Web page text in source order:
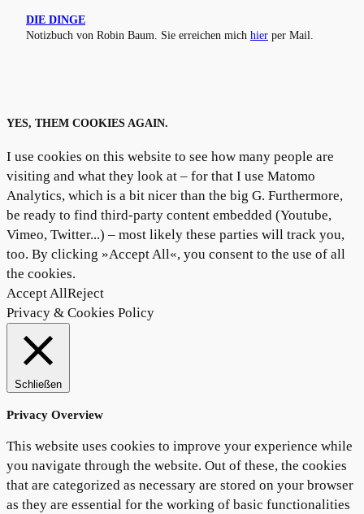
DIE DINGE
Notizbuch von Robin Baum. Sie erreichen mich hier per Mail.
YES, THEM COOKIES AGAIN.
I use cookies on this website to see how many people are
visiting and what they look at – for that I use Matomo
Analytics, which is a bit nicer than the big G. Furthermore,
be ready to find third-party content embedded (Youtube,
Vimeo, Twitter...) – most likely these parties will track you,
too. By clicking »Accept All«, you consent to the use of all
the cookies.
Accept AllReject
Privacy & Cookies Policy
Schließen
Privacy Overview
This website uses cookies to improve your experience while
you navigate through the website. Out of these, the cookies
that are categorized as necessary are stored on your browser
as they are essential for the working of basic functionalities